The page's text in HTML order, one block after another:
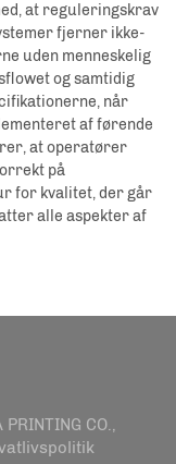
at reguleringskrav
fjerner ikke-
uden menneskelig
og samtidig
når
af førende
at operatører
på
for kvalitet, der går
alle aspekter af
CO.,